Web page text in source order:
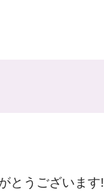
とうございます!